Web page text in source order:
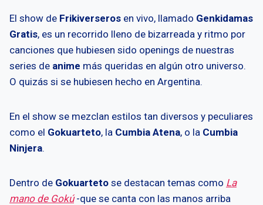
El show de Frikiverseros en vivo, llamado Genkidamas
Gratis, es un recorrido lleno de bizarreada y ritmo por
canciones que hubiesen sido openings de nuestras
series de anime más queridas en algún otro universo.
O quizás si se hubiesen hecho en Argentina.
En el show se mezclan estilos tan diversos y peculiares
como el Gokuarteto, la Cumbia Atena, o la Cumbia
Ninjera.
Dentro de Gokuarteto se destacan temas como La
mano de Gokú-que se canta con las manos arriba